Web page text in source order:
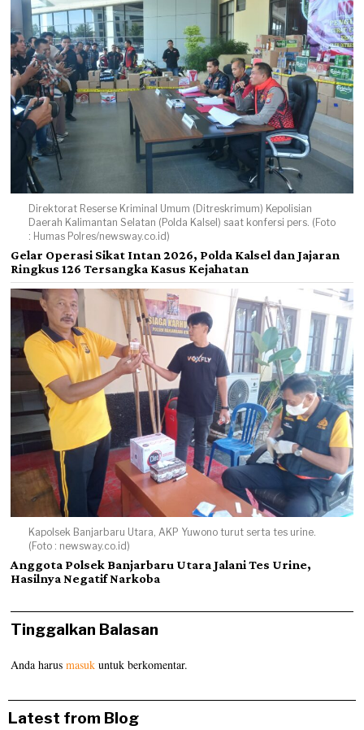
Direktorat Reserse Kriminal Umum (Ditreskrimum) Kepolisian
Daerah Kalimantan Selatan (Polda Kalsel) saat konfersi pers. (Foto
: Humas Polres/newsway.co.id)
Gelar Operasi Sikat Intan 2026, Polda Kalsel dan Jajaran
Ringkus 126 Tersangka Kasus Kejahatan
Kapolsek Banjarbaru Utara, AKP Yuwono turut serta tes urine.
(Foto : newsway.co.id)
Anggota Polsek Banjarbaru Utara Jalani Tes Urine,
Hasilnya Negatif Narkoba
Tinggalkan Balasan
Anda harusmasuk untuk berkomentar.
Latest from Blog